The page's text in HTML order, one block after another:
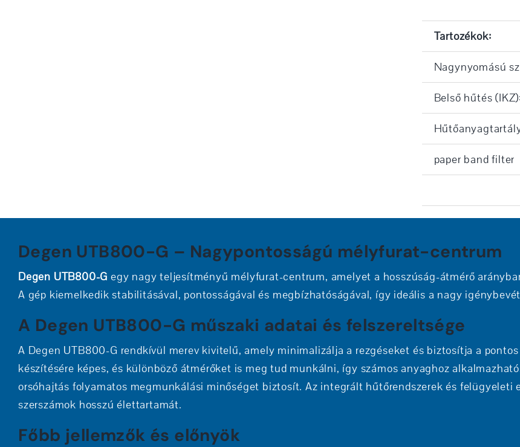
Tartozékok:
Nagynyomású
Belső hűtés
paper band filter
Degen UTB800-G – Nagypontosságú mélyfurat-centrum
Degen UTB800-G egy nagy teljesítményű mélyfurat-centrum, amelyet a hosszúság-átmérő
A gép kiemelkedik stabilitásával, pontosságával és megbízhatóságával, így ideális a nagy
A Degen UTB800-G műszaki adatai és felszereltsége
A Degen UTB800-G rendkívül merev kivitelű, amely minimalizálja a rezgéseket és biztosítja a
készítésére képes, és különböző átmérőket is meg tud munkálni, így számos anyaghoz
orsóhajtás folyamatos megmunkálási minőséget biztosít. Az integrált hűtőrendszerek és felügyeleti
szerszámok hosszú élettartamát.
Főbb jellemzők és előnyök